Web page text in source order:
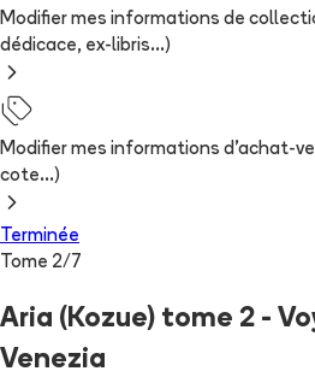
Modifier mes informations de
dédicace, ex-libris...)
Modifier mes informations d'achat-
cote...)
Terminée
Tome 2/ 7
Aria (Kozue) tome 2 -
Venezia